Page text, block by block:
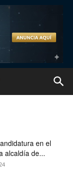
en el
alcaldía de...